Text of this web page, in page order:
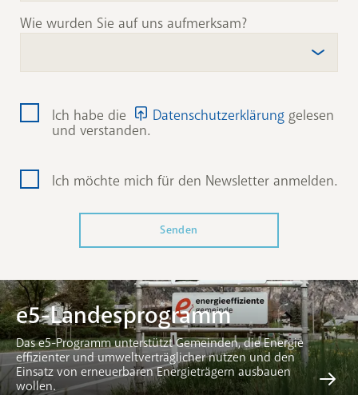
Wie wurden Sie auf uns aufmerksam?
Ich habe die Datenschutzerklärung gelesen
und verstanden.
Ich möchte mich für den Newsletter anmelden.
e5-Landesprogramm
Das e5-Programm unterstützt Gemeinden, die Energie
effizienter und umweltverträglicher nutzen und den
Einsatz von erneuerbaren Energieträgern ausbauen
wollen.